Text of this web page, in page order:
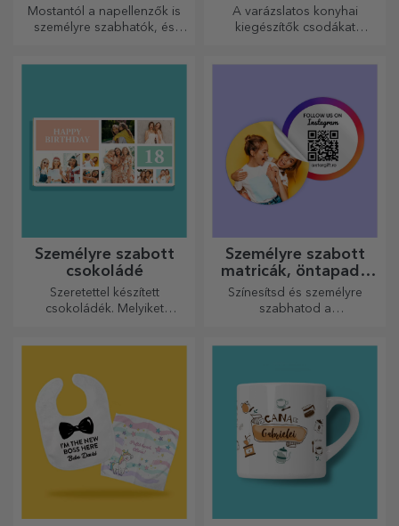
Mostantól a napellenzők is
személyre szabhatók, és
A varázslatos konyhai
kiegészítők csodákat
Személyre szabott
csokoládé
Szeretettel készített
csokoládék. Melyiket
Személyre szabott
matricák, öntapadó
címkék
Színesítsd és személyre
szabhatod a